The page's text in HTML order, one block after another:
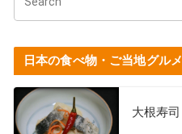
日本の食べ物・ご当地グルメ
大根寿司